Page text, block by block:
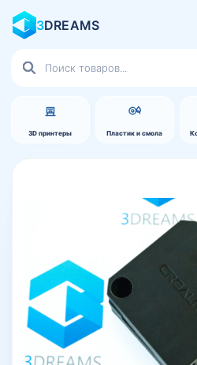
3DREAMS
3D принтеры Пластик и смола
товаров